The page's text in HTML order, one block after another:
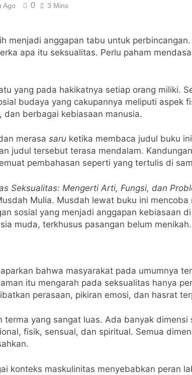
Ago 0 3 Mins
menjadi anggapan tabu untuk
apa itu seksualitas. Perlu paham
yang pada hakikatnya setiap orang miliki.
budaya yang cakupannya meliputi aspek
dan berbagai kebiasaan manusia.
merasa saru ketika membaca judul buku
judul tersebut terasa mendalam.
pembahasan seperti yang tertulis di
Seksualitas: Mengerti Arti, Fungsi, dan
Mulia. Musdah lewat buku ini mencoba
sosial yang menjadi anggapan kebiasaan
muda, terkhusus pasangan belum menikah.
bahwa masyarakat pada umumnya
itu mengarah pada seksualitas hanya
perasaan, pikiran emosi, dan hasrat
terma yang sangat luas. Ada banyak dimensi
fisik, sensual, dan spiritual. Semua
konteks maskulinitas menyebabkan peran